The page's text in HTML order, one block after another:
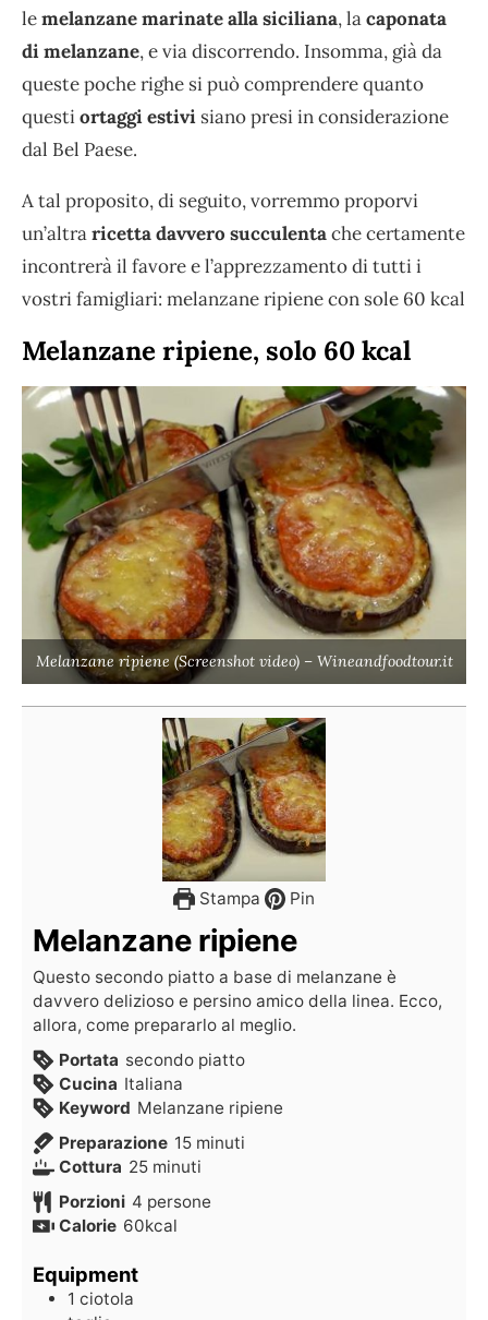
lemelanzane marinate alla siciliana, lacaponata
di melanzane, e via discorrendo. Insomma, già da
queste poche righe si può comprendere quanto
questiortaggi estivi siano presi in considerazione
dal Bel Paese.
A tal proposito, di seguito, vorremmo proporvi
un’altraricetta davvero succulentache certamente
incontrerà il favore e l’apprezzamento di tutti i
vostri famigliari: melanzane ripiene con sole 60 kcal
Melanzane ripiene, solo 60 kcal
Melanzane ripiene (Screenshot video) – Wineandfoodtour.it
Stampa Pin
Melanzane ripiene
Questo secondo piatto a base di melanzane è
davvero delizioso e persino amico della linea. Ecco,
allora, come prepararlo al meglio.
Portata secondo piatto
Cucina Italiana
Keyword Melanzane ripiene
Preparazione 15 minuti
Cottura 25 minuti
Porzioni 4 persone
Calorie 60kcal
Equipment
1 ciotola